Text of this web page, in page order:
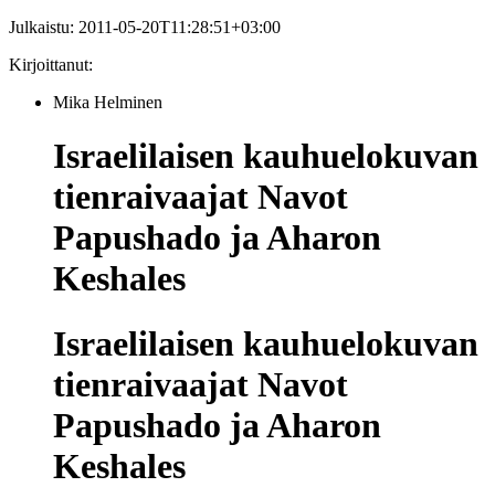
Julkaistu: 2011-05-20T11:28:51+03:00
Kirjoittanut:
Mika Helminen
Israelilaisen kauhuelokuvan
tienraivaajat Navot
Papushado ja Aharon
Keshales
Israelilaisen kauhuelokuvan
tienraivaajat Navot
Papushado ja Aharon
Keshales